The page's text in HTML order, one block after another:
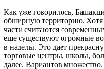
Как уже говорилось,
обширную территорию.
части считаются
еще существуют огромные
в наделы. Это дает
торговые центры, школы,
далее. Вариантов множество.